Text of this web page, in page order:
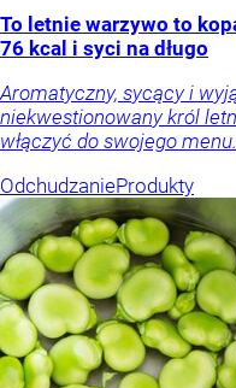
To letnie warzywo to
76 kcal i syci na długo
Aromatyczny, sycący i
niekwestionowany król
włączyć do swojego menu.
OdchudzanieProdukty